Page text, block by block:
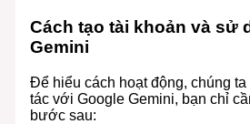
Cách tạo tài khoản và sử
Gemini
Để hiểu cách hoạt động, chúng
tác với Google Gemini, bạn chỉ
bước sau: